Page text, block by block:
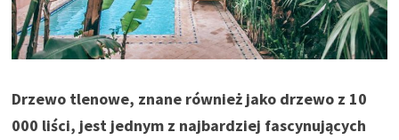
Drzewo tlenowe, znane również jako drzewo z 10
000 liści, jest jednym z najbardziej fascynujących